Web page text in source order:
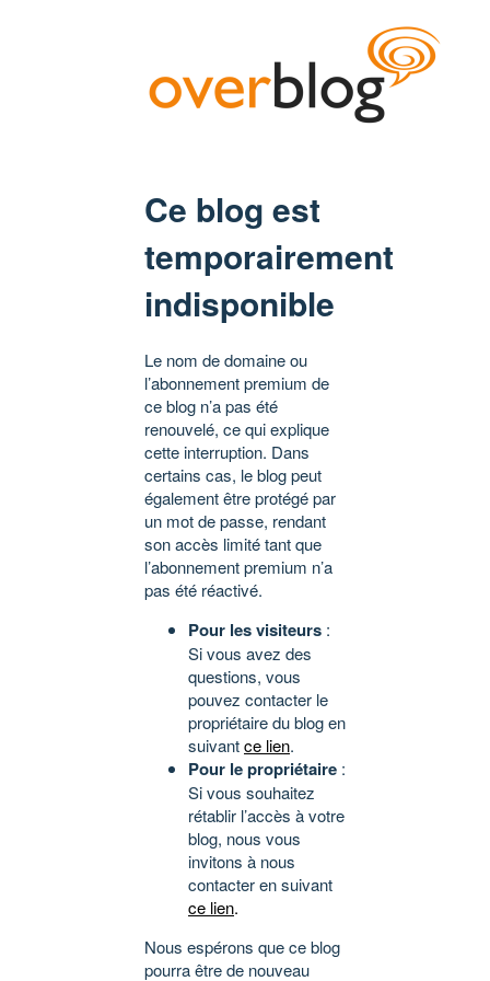
Ce blog est
temporairement
indisponible
Le nom de domaine ou
l’abonnement premium de
ce blog n’a pas été
renouvelé, ce qui explique
cette interruption. Dans
certains cas, le blog peut
également être protégé par
un mot de passe, rendant
son accès limité tant que
l’abonnement premium n’a
pas été réactivé.
Pour les visiteurs :
Si vous avez des
questions, vous
pouvez contacter le
propriétaire du blog en
suivantce lien.
Pour le propriétaire :
Si vous souhaitez
rétablir l’accès à votre
blog, nous vous
invitons à nous
contacter en suivant
ce lien.
Nous espérons que ce blog
pourra être de nouveau